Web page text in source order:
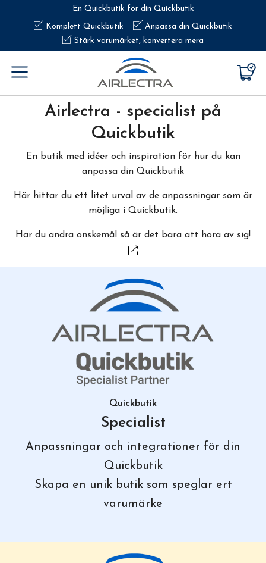
En Quickbutik för din Quickbutik
Komplett Quickbutik
Anpassa din Quickbutik
Stärk varumärket, konvertera mera
Airlectra - specialist på
Quickbutik
En butik med idéer och inspiration för hur du kan
anpassa din Quickbutik
Här hittar du ett litet urval av de anpassningar som är
möjliga i Quickbutik.
Har du andra önskemål så är det bara att höra av sig!
Quickbutik
Specialist
Anpassningar och integrationer för din
Quickbutik
Skapa en unik butik som speglar ert
varumärke